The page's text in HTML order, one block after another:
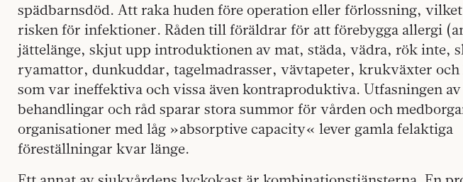
spädbarnsdöd. Att raka huden före operation eller förlossning,
risken för infektioner. Råden till föräldrar för att förebygga allergi
jättelänge, skjut upp introduktionen av mat, städa, vädra, rök inte,
ryamattor, dunkuddar, tagelmadrasser, vävtapeter, krukväxter
som var ineffektiva och vissa även kontraproduktiva. Utfasningen
behandlingar och råd sparar stora summor för vården och
organisationer med låg »absorptive capacity« lever gamla felaktiga
föreställningar kvar länge.